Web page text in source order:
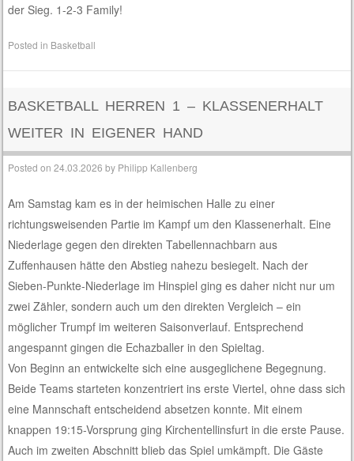
der Sieg. 1-2-3 Family!
Posted in Basketball
BASKETBALL HERREN 1 – KLASSENERHALT
WEITER IN EIGENER HAND
Posted on24.03.2026 by Philipp Kallenberg
Am Samstag kam es in der heimischen Halle zu einer
richtungsweisenden Partie im Kampf um den Klassenerhalt. Eine
Niederlage gegen den direkten Tabellennachbarn aus
Zuffenhausen hätte den Abstieg nahezu besiegelt. Nach der
Sieben-Punkte-Niederlage im Hinspiel ging es daher nicht nur um
zwei Zähler, sondern auch um den direkten Vergleich – ein
möglicher Trumpf im weiteren Saisonverlauf. Entsprechend
angespannt gingen die Echazballer in den Spieltag.
Von Beginn an entwickelte sich eine ausgeglichene Begegnung.
Beide Teams starteten konzentriert ins erste Viertel, ohne dass sich
eine Mannschaft entscheidend absetzen konnte. Mit einem
knappen 19:15-Vorsprung ging Kirchentellinsfurt in die erste Pause.
Auch im zweiten Abschnitt blieb das Spiel umkämpft. Die Gäste